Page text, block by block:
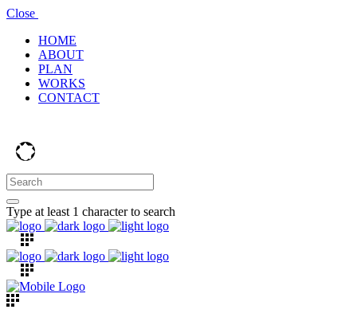
Close
HOME
ABOUT
PLAN
WORKS
CONTACT
Type at least 1 character to search